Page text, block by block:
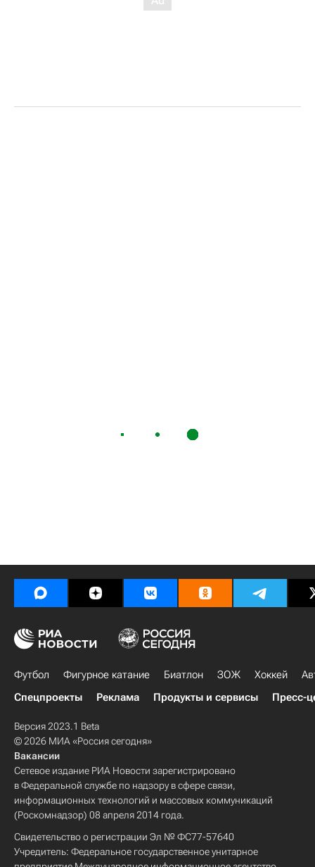
Футбол Фигурное катание Биатлон ЗОЖ Хоккей
Спецпроекты
Реклама Продукты и сервисы Пресс-
Версия 2023.1 Beta
© 2026 МИА «Россия сегодня»
Вакансии
Сетевое издание РИА Новости зарегистрировано
в Федеральной службе по надзору в сфере связи,
информационных технологий и массовых коммуникаций
(Роскомнадзор) 08 апреля 2014 года.
Свидетельство о регистрации Эл № ФС77-57640
Учредитель: Федеральное государственное унитарное